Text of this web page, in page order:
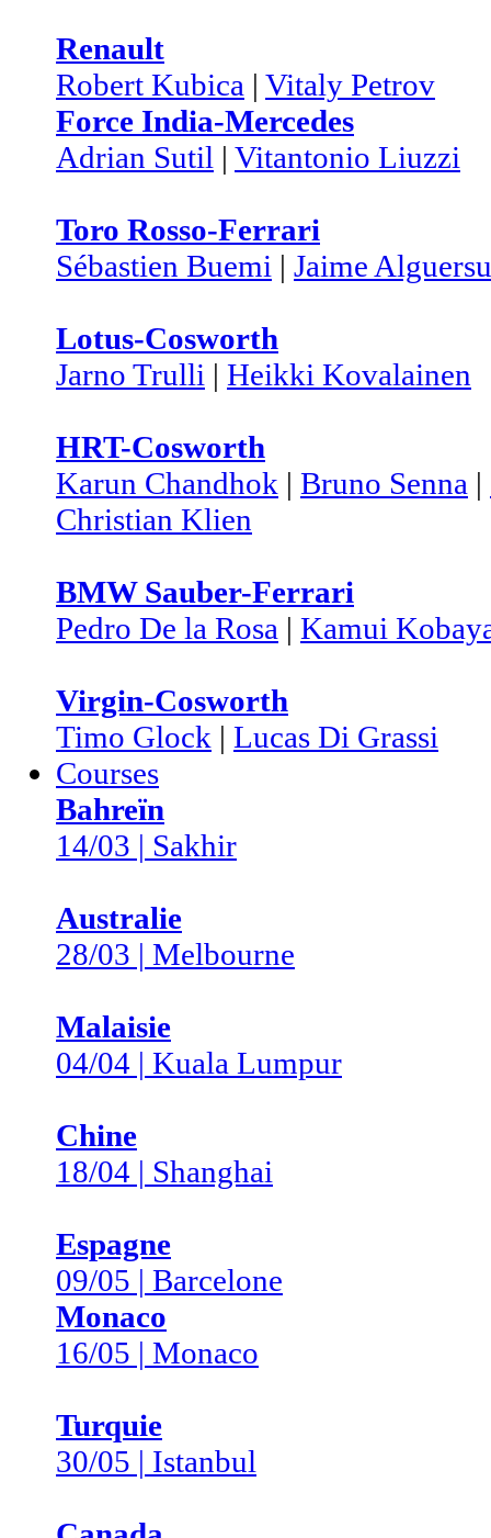
Renault
Robert Kubica | Vitaly Petrov
Force India-Mercedes
Adrian Sutil | Vitantonio Liuzzi
Toro Rosso-Ferrari
Sébastien Buemi | Jaime
Lotus-Cosworth
Jarno Trulli | Heikki Kovalainen
HRT-Cosworth
Karun Chandhok | Bruno Senna |
Christian Klien
BMW Sauber-Ferrari
Pedro De la Rosa | Kamui
Virgin-Cosworth
Timo Glock | Lucas Di Grassi
Courses
Bahreïn
14/03 | Sakhir
Australie
28/03 | Melbourne
Malaisie
04/04 | Kuala Lumpur
Chine
18/04 | Shanghai
Espagne
09/05 | Barcelone
Monaco
16/05 | Monaco
Turquie
30/05 | Istanbul